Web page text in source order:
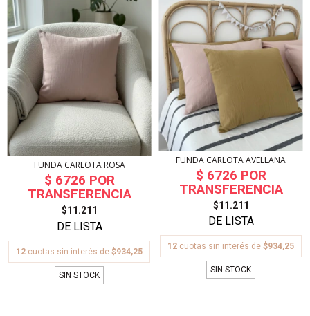
FUNDA CARLOTA ROSA
$11.211
12 cuotas sin interés de $934,25
SIN STOCK
FUNDA CARLOTA AVELLANA
$11.211
12 cuotas sin interés de $934,25
SIN STOCK